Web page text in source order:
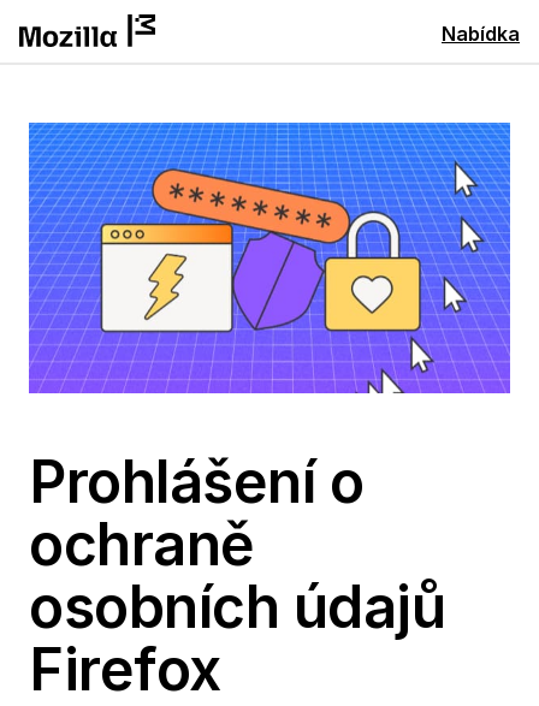
Nabídka
Prohlášení o
ochraně
osobních údajů
Firefox